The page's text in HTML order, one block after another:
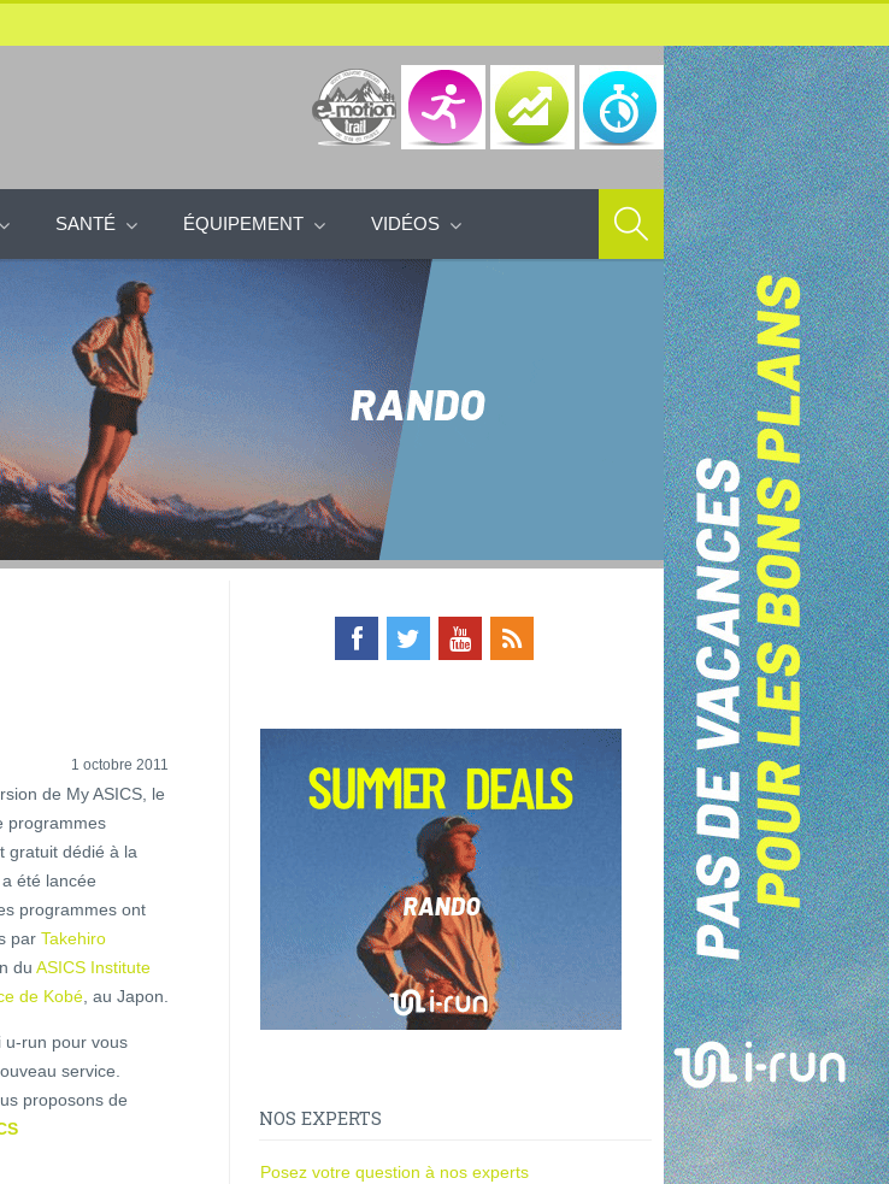
SANTÉ ÉQUIPEMENT VIDÉOS
1 octobre 2011
de My ASICS, le
programmes
gratuit dédié à la
été lancée
programmes ont
par Takehiro
du ASICS Institute
de Kobé , au Japon.
u-run pour vous
service.
proposons de
NOS EXPERTS
Posez votre question à nos experts